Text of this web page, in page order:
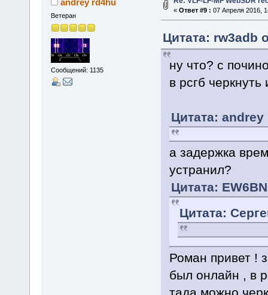
andrey rd4hu
Ветеран
Сообщений: 1135
« Ответ #9 : 07 Апреля 2016,
Цитата: rw3adb
ну что? с
в рсгб
Цитата:
а задержка
устранил?
Цитата:
Цитата:
Роман привет !
был онлайн , в